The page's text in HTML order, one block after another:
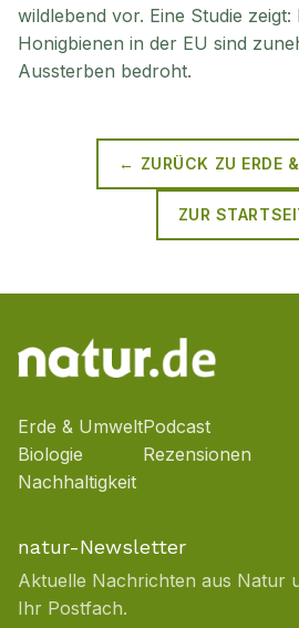
wildlebend vor. Eine Studie zeigt:
Honigbienen in der EU sind
Aussterben bedroht.
← ZURÜCK ZU ERDE
ZUR
Erde & Umwelt
Biologie
Nachhaltigkeit
Podcast
Rezensionen
natur-Newsletter
Aktuelle Nachrichten aus Natur
Ihr Postfach.